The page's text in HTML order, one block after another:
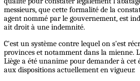
messieurs, que cette formalité de la
agent nommé par le gouvernement, est
ait droit à une indemnité.
C'est un système contre lequel on s'est
provinces et notamment dans la mienne.
Liège a été unanime pour demander à cet
aux dispositions actuellement en vigueur.